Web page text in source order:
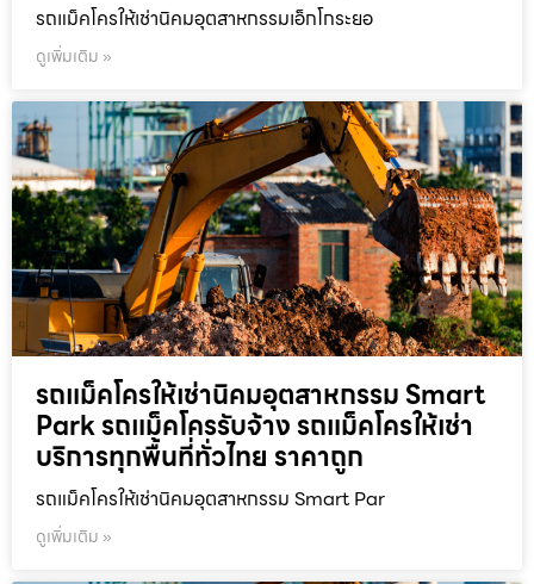
รถแม็คโครให้เช่านิคมอุตสาหกรรมเอ็กโกระยอ
ดูเพิ่มเติม »
รถแม็คโครให้เช่านิคมอุตสาหกรรม Smart
Park รถแม็คโครรับจ้าง รถแม็คโครให้เช่า
บริการทุกพื้นที่ทั่วไทย ราคาถูก
รถแม็คโครให้เช่านิคมอุตสาหกรรม Smart Par
ดูเพิ่มเติม »